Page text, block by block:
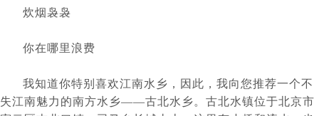
	炊烟袅袅
	你在哪里浪费
失江南魅力的南方水乡——古北水乡。古北水镇位于北京市